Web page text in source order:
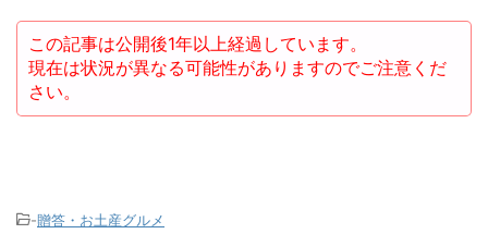
この記事は公開後1年以上経過しています。
現在は状況が異なる可能性がありますのでご注意くだ
さい。
-贈答・お土産グルメ